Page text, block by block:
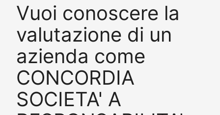
Vuoi conoscere la
valutazione di un
azienda come
CONCORDIA
SOCIETA' A